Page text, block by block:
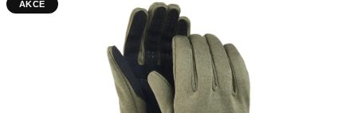
DOPLŇKY
hvězdiček.
AKCE